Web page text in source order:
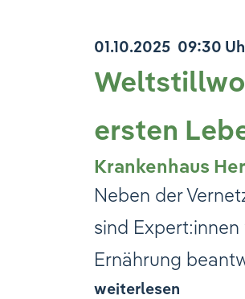
01.10.2025 09:30
ersten
Krankenhaus
Neben der
sind
Ernährung
weiterlesen